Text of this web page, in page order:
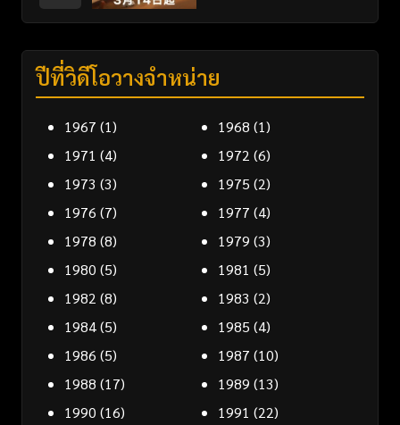
ปีที่วิดีโอวางจำหน่าย
1967 (1) 1968 (1)
1971 (4) 1972 (6)
1973 (3) 1975 (2)
1976 (7) 1977 (4)
1978 (8) 1979 (3)
1980 (5) 1981 (5)
1982 (8) 1983 (2)
1984(5) 1985 (4)
1986 (5) 1987 (10)
1988 (17) 1989 (13)
1990 (16) 1991 (22)